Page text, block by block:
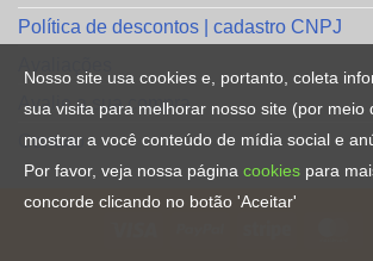
Política de descontos | cadastro CNPJ
Avalie a sua compra
Contato
Nosso site usa cookies e, portanto, coleta
sua visita para melhorar nosso site (por meio
mostrar a você conteúdo de mídia social e
Por favor, veja nossa página cookies para
concorde clicando no botão 'Aceitar'